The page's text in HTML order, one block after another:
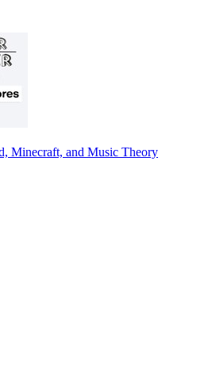
Minecraft, and Music Theory